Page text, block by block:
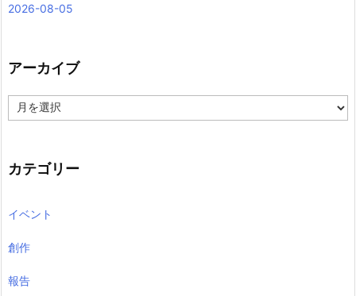
2026-08-05
アーカイブ
ー
ブ
カテゴリー
イベント
創作
報告